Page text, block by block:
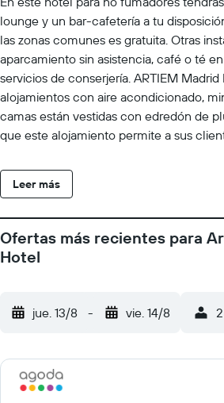
lounge y un bar-cafetería a tu
las zonas comunes es gratuita. Otras
aparcamiento sin asistencia, café o té
servicios de conserjería. ARTIEM
alojamientos con aire acondicionado,
camas están vestidas con edredón de
que este alojamiento permite a sus
canales por satélite. Los baños están
cabezal de ducha tipo lluvia, zapatillas,
ofrece acceso a Internet wifi gratis. Los
personas de negocios incluyen escritorio
posible solicitar tabla de planchar con
Leer más
Ofertas más recientes para
Hotel
jue. 13/8 - vie. 14/8